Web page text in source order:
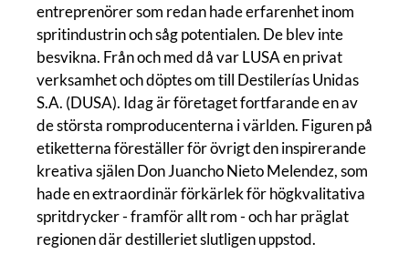
entreprenörer som redan hade erfarenhet inom
spritindustrin och såg potentialen. De blev inte
besvikna. Från och med då var LUSA en privat
verksamhet och döptes om till Destilerías Unidas
S.A. (DUSA). Idag är företaget fortfarande en av
de största romproducenterna i världen. Figuren på
etiketterna föreställer för övrigt den inspirerande
kreativa själen Don Juancho Nieto Melendez, som
hade en extraordinär förkärlek för högkvalitativa
spritdrycker - framför allt rom - och har präglat
regionen där destilleriet slutligen uppstod.